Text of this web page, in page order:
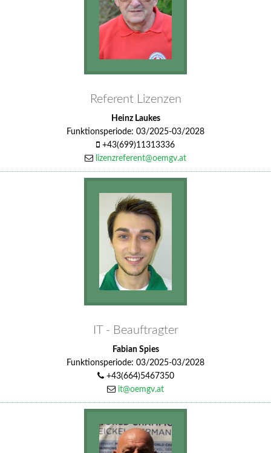
Referent Lizenzen
Heinz Laukes
Funktionsperiode: 03/2025-03/2028
+43(699)11313336
lizenzreferent@oemgv.at
IT - Beauftragter
Fabian Spies
Funktionsperiode: 03/2025-03/2028
+43(664)5467350
it@oemgv.at